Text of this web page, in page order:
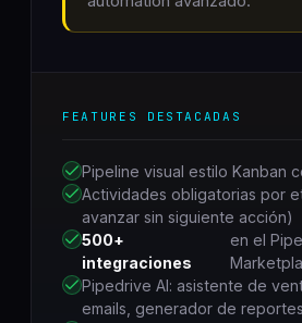
FEATURES DESTACADAS
Pipeline visual estilo Kanban
Actividades obligatorias por
avanzar sin siguiente acción)
500+
integraciones
en el
Pipedrive AI: asistente de
emails, generador de reportes